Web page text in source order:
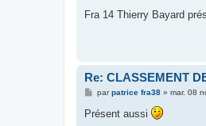
s
Fra 14 Thierry Bayard
Re: CLASSEMENT
M
s
s
parpatrice fra38» mar. 08
Présent aussi